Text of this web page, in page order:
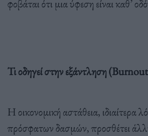
φοβάται ότι μια ύφεση είναι καθ’
Τι οδηγεί στην εξάντληση
Η οικονομική αστάθεια, ιδιαίτερα
πρόσφατων δασμών, προσθέτει